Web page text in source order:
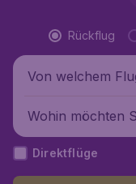
Rückflug
Von welchem
Wohin möchten
Direktflüge